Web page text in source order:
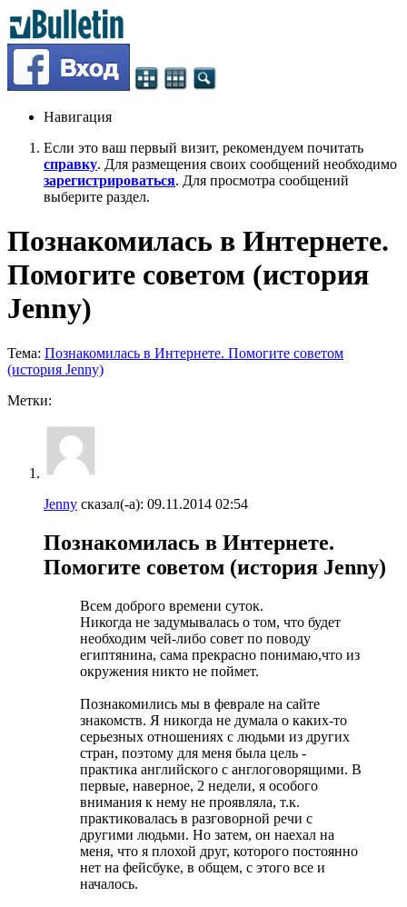
Навигация
Если это ваш первый визит, рекомендуем почитать
справку. Для размещения своих сообщений необходимо
зарегистрироваться. Для просмотра сообщений
выберите раздел.
Познакомилась в Интернете.
Помогите советом (история
Jenny)
Тема: Познакомилась в Интернете. Помогите советом
(история Jenny)
Метки:
Jenny сказал(-а): 09.11.2014 02:54
Познакомилась в Интернете.
Помогите советом (история Jenny)
Всем доброго времени суток.
Никогда не задумывалась о том, что будет
необходим чей-либо совет по поводу
египтянина, сама прекрасно понимаю,что из
окружения никто не поймет.
Познакомились мы в феврале на сайте
знакомств. Я никогда не думала о каких-то
серьезных отношениях с людьми из других
стран, поэтому для меня была цель -
практика английского с англоговорящими. В
первые, наверное, 2 недели, я особого
внимания к нему не проявляла, т.к.
практиковалась в разговорной речи с
другими людьми. Но затем, он наехал на
меня, что я плохой друг, которого постоянно
нет на фейсбуке, в общем, с этого все и
началось.